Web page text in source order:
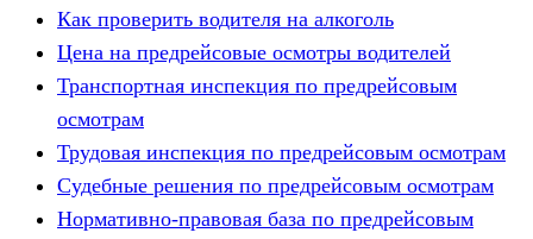
Как проверить водителя на алкоголь
Цена на предрейсовые осмотры водителей
Транспортная инспекция по предрейсовым
осмотрам
Трудовая инспекция по предрейсовым осмотрам
Судебные решения по предрейсовым осмотрам
Нормативно-правовая база по предрейсовым